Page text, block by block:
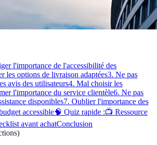
l'importance de l'accessibilité des
les options de livraison adaptées3. Ne pas
avis des utilisateurs4. Mal choisir les
l'importance du service clientèle6. Ne pas
disponibles7. Oublier l'importance des
accessible🧠 Quiz rapide :📺 Ressource
avant achatConclusion
)